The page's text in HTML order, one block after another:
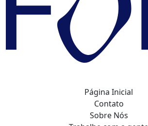
Página Inicial
Contato
Sobre Nós